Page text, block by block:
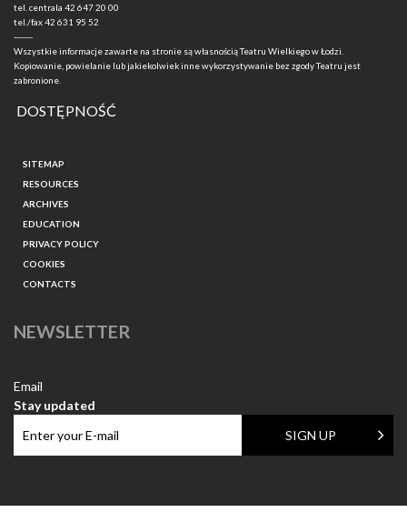
tel. centrala 42 647 20 00
tel./fax42 631 95 52
-------
Wszystkie informacje zawarte na stronie są własnością Teatru Wielkiego w Łodzi.
Kopiowanie, powielanie lub jakiekolwiek inne wykorzystywanie bez zgody Teatru jest
zabronione.
DOSTĘPNOŚĆ
SITEMAP
RESOURCES
ARCHIVES
EDUCATION
PRIVACY POLICY
COOKIES
CONTACTS
NEWSLETTER
Email
Stay updated